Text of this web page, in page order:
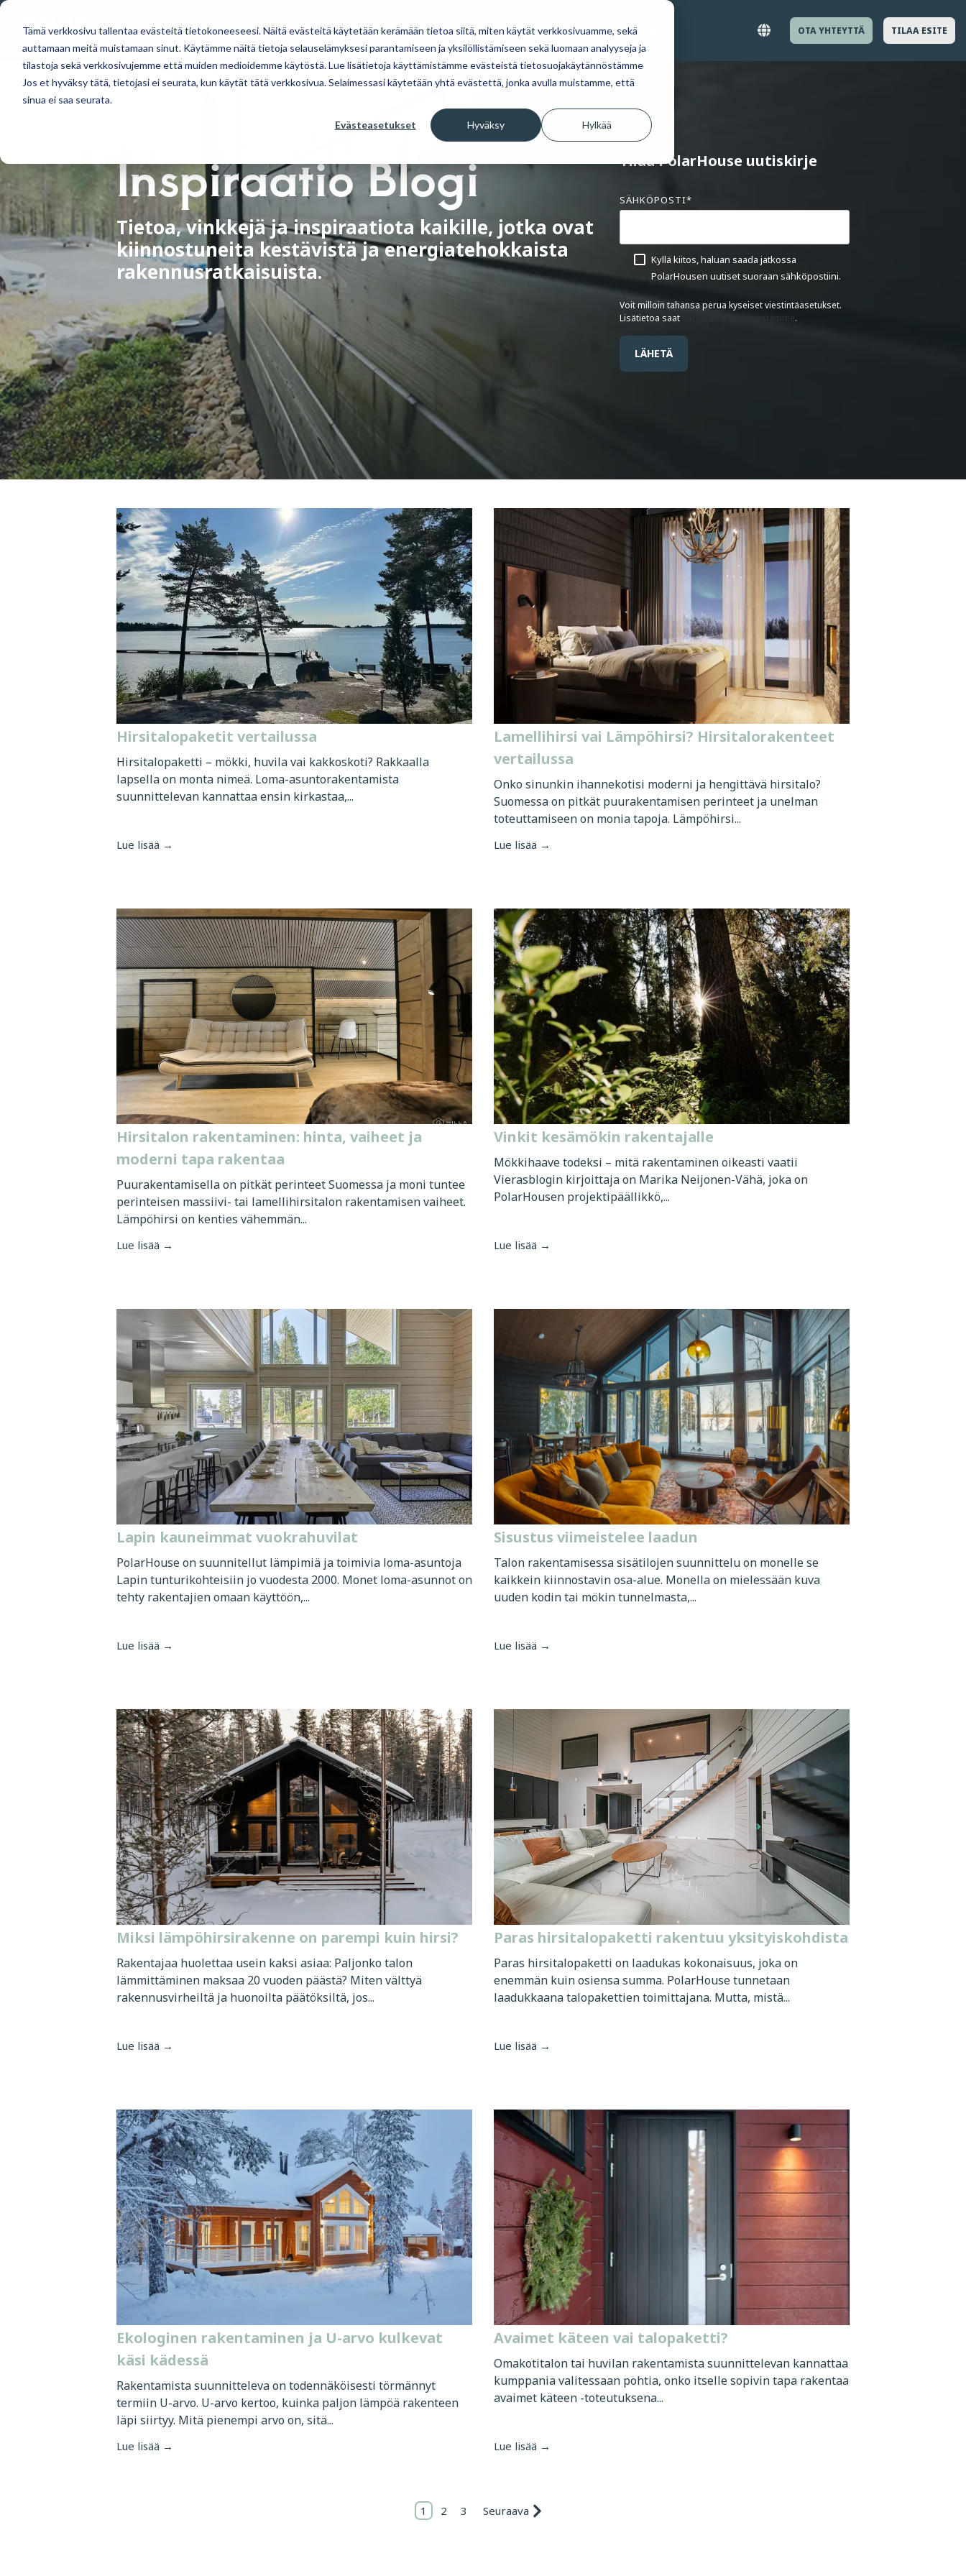
Tämä verkkosivu tallentaa evästeitä tietokoneeseesi. Näitä evästeitä käytetään kerämään tietoa siitä, miten käytät verkkosivuamme, sekä
auttamaan meitä muistamaan sinut. Käytämme näitä tietoja selauselämyksesi parantamiseen ja yksilöllistämiseen sekä luomaan analyyseja ja
tilastoja sekä verkkosivujemme että muiden medioidemme käytöstä. Lue lisätietoja käyttämistämme evästeistä tietosuojakäytännöstämme
Jos et hyväksy tätä, tietojasi ei seurata, kun käytät tätä verkkosivua. Selaimessasi käytetään yhtä evästettä, jonka avulla muistamme, että
sinua ei saa seurata.
Evästeasetukset Hyväksy Hylkää
Skip
content.
MALLISTO
MÖKIT JA HUVILAT
Tutustu omakotitalomalleihimme.
PolarHouse-talopaketti tarjoaa vapauden
muokata suunnitelmia ja materiaaleja
OMAKOTITALOT
TOTEUTUKSIAMME MIKSI POLARHOUSE UUDISKOHTEET AJANKOHTAISTA
Täältä löydät tulevat mökkinäyttelyt, tapahtumat ja muut ajankohtaiset
AJANKOHTAISTA
Lue blogistamme uusimmat artikkelit ja tutustu lähemmin
hirsitalopaketin hankintaan ja rakentamiseen
BLOGI
OTA YHTEYTTÄ TILAA ESITE
Inspiraatio Blogi
Tietoa, vinkkejä ja inspiraatiota kaikille, jotka ovat
kiinnostuneita kestävistä ja energiatehokkaista
rakennusratkaisuista.
Tilaa PolarHouse uutiskirje
SÄHKÖPOSTI*
Kyllä kiitos, haluan saada jatkossa
PolarHousen uutiset suoraan sähköpostiini.
Voit milloin tahansa perua kyseiset viestintäasetukset.
Lisätietoa saat
tietosuojakäytännöstämme.
Hirsitalopaketit vertailussa
Hirsitalopaketti – mökki, huvila vai kakkoskoti? Rakkaalla
lapsella on monta nimeä. Loma-asuntorakentamista
suunnittelevan kannattaa ensin kirkastaa,...
Lue lisää →
Lamellihirsi vai Lämpöhirsi? Hirsitalorakenteet
vertailussa
Onko sinunkin ihannekotisi moderni ja hengittävä hirsitalo?
Suomessa on pitkät puurakentamisen perinteet ja unelman
toteuttamiseen on monia tapoja. Lämpöhirsi...
Lue lisää →
Hirsitalon rakentaminen: hinta, vaiheet ja
moderni tapa rakentaa
Puurakentamisella on pitkät perinteet Suomessa ja moni tuntee
perinteisen massiivi- tai lamellihirsitalon rakentamisen vaiheet.
Lämpöhirsi on kenties vähemmän...
Lue lisää →
Vinkit kesämökin rakentajalle
Mökkihaave todeksi – mitä rakentaminen oikeasti vaatii
Vierasblogin kirjoittaja on Marika Neijonen-Vähä, joka on
PolarHousen projektipäällikkö,...
Lue lisää →
Lapin kauneimmat vuokrahuvilat
PolarHouse on suunnitellut lämpimiä ja toimivia loma-asuntoja
Lapin tunturikohteisiin jo vuodesta 2000. Monet loma-asunnot on
tehty rakentajien omaan käyttöön,...
Lue lisää →
Sisustus viimeistelee laadun
Talon rakentamisessa sisätilojen suunnittelu on monelle se
kaikkein kiinnostavin osa-alue. Monella on mielessään kuva
uuden kodin tai mökin tunnelmasta,...
Lue lisää →
Miksi lämpöhirsirakenne on parempi kuin hirsi?
Rakentajaa huolettaa usein kaksi asiaa: Paljonko talon
lämmittäminen maksaa 20 vuoden päästä? Miten välttyä
rakennusvirheiltä ja huonoilta päätöksiltä, jos...
Lue lisää →
Paras hirsitalopaketti rakentuu yksityiskohdista
Paras hirsitalopaketti on laadukas kokonaisuus, joka on
enemmän kuin osiensa summa. PolarHouse tunnetaan
laadukkaana talopakettien toimittajana. Mutta, mistä...
Lue lisää →
Ekologinen rakentaminen ja U-arvo kulkevat
käsi kädessä
Rakentamista suunnitteleva on todennäköisesti törmännyt
termiin U-arvo. U-arvo kertoo, kuinka paljon lämpöä rakenteen
läpi siirtyy. Mitä pienempi arvo on, sitä...
Lue lisää →
Avaimet käteen vai talopaketti?
Omakotitalon tai huvilan rakentamista suunnittelevan kannattaa
kumppania valitessaan pohtia, onko itselle sopivin tapa rakentaa
avaimet käteen -toteutuksena...
Lue lisää →
1 2 3 Seuraava